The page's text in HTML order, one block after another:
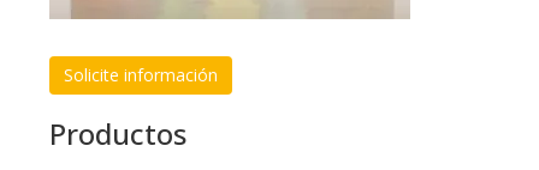
Solicite información
Productos